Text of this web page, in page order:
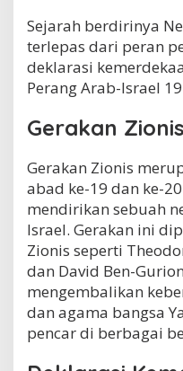
Sejarah berdirinya
terlepas dari peran
deklarasi
Perang Arab-Israel
Gerakan Zionis
Gerakan Zionis
abad ke-19 dan ke-
mendirikan sebuah
Israel. Gerakan ini
Zionis seperti
dan David Ben-
mengembalikan
dan agama bangsa
pencar di berbagai